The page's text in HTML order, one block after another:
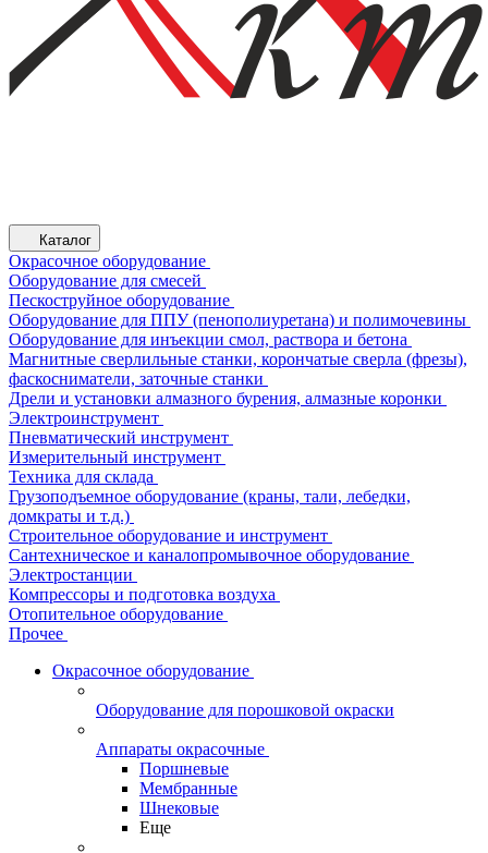
Каталог
Окрасочное оборудование
Оборудование для смесей
Пескоструйное оборудование
Оборудование для ППУ (пенополиуретана) и полимочевины
Оборудование для инъекции смол, раствора и бетона
Магнитные сверлильные станки, корончатые сверла (фрезы),
фаскосниматели, заточные станки
Дрели и установки алмазного бурения, алмазные коронки
Электроинструмент
Пневматический инструмент
Измерительный инструмент
Техника для склада
Грузоподъемное оборудование (краны, тали, лебедки,
домкраты и т.д.)
Строительное оборудование и инструмент
Сантехническое и каналопромывочное оборудование
Электростанции
Компрессоры и подготовка воздуха
Отопительное оборудование
Прочее
Окрасочное оборудование
Оборудование для порошковой окраски
Аппараты окрасочные
Поршневые
Мембранные
Шнековые
Еще